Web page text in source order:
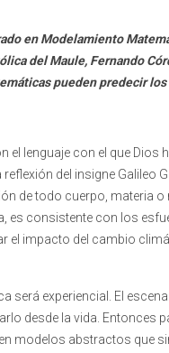
en Modelamiento
del Maule, Fernando
pueden predecir
el lenguaje con el que Dios
del insigne Galileo
de todo cuerpo, materia o
es consistente con los
el impacto del cambio
será experiencial. El
desde la vida. Entonces
modelos abstractos que